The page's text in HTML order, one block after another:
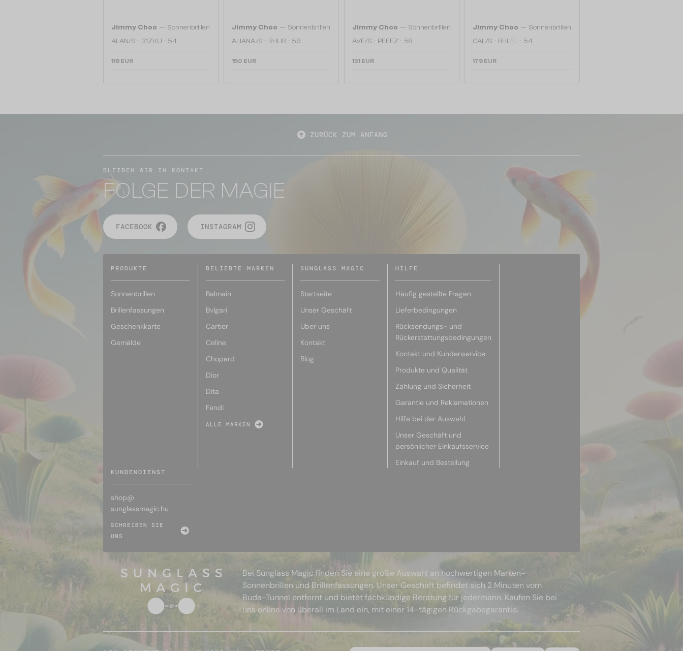
Jimmy Choo — Sonnenbrillen
ALAN/S - 31ZKU - 54
119 EUR
Jimmy Choo — Sonnenbrillen
ALIANA/S - RHLIR - 59
150 EUR
Jimmy Choo — Sonnenbrillen
AVE/S - PEFEZ - 58
131 EUR
Jimmy Choo — Sonnenbrillen
CAL/S - RHLEL - 54
179 EUR
ZURÜCK ZUM ANFANG
BLEIBEN WIR IN KONTAKT
FOLGE DER MAGIE
FACEBOOK INSTAGRAM
PRODUKTE
Sonnenbrillen
Brillenfassungen
Geschenkkarte
Gemälde
BELIEBTE MARKEN
Balmain
Bvlgari
Cartier
Celine
Chopard
Dior
Dita
Fendi
ALLE MARKEN
SUNGLASS MAGIC
Startseite
Unser Geschäft
Über uns
Kontakt
Blog
HILFE
Häufig gestellte Fragen
Lieferbedingungen
Rücksendungs- und
Rückerstattungsbedingungen
Kontakt und Kundenservice
Produkte und Qualität
Zahlung und Sicherheit
Garantie und Reklamationen
Hilfe bei der Auswahl
Unser Geschäft und
persönlicher Einkaufsservice
Einkauf und Bestellung
KUNDENDIENST
shop@
sunglassmagic.hu
SCHREIBEN SIE
UNS
Bei Sunglass Magic finden Sie eine große Auswahl an hochwertigen Marken-
Sonnenbrillen und Brillenfassungen. Unser Geschäft befindet sich 2 Minuten vom
Buda-Tunnel entfernt und bietet fachkundige Beratung für jedermann. Kaufen Sie bei
uns online von überall im Land ein, mit einer 14-tägigen Rückgabegarantie.